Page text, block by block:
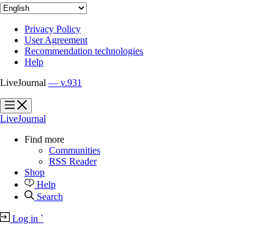
Privacy Policy
User Agreement
Recommendation technologies
Help
LiveJournal — v.931
?
?
LiveJournal
Find more
Communities
RSS Reader
Shop
Help
Search
Log in `